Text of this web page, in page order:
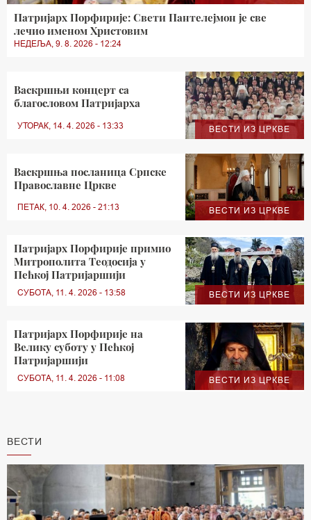
Патријарх Порфирије: Свети Пантелејмон је све
лечио именом Христовим
НЕДЕЉА, 9. 8. 2026 - 12:24
ВЕСТИ ИЗ ЦРКВЕ
Васкршњи концерт са
благословом Патријарха
УТОРАК, 14. 4. 2026 - 13:33
ВЕСТИ ИЗ ЦРКВЕ
Васкршња посланица Српске
Православне Цркве
ПЕТАК, 10. 4. 2026 - 21:13
ВЕСТИ ИЗ ЦРКВЕ
Патријарх Порфирије примио
Митрополита Теодосија у
Пећкој Патријаршији
СУБОТА, 11. 4. 2026 - 13:58
ВЕСТИ ИЗ ЦРКВЕ
Патријарх Порфирије на
Велику суботу у Пећкој
Патријаршији
СУБОТА, 11. 4. 2026 - 11:08
ВЕСТИ